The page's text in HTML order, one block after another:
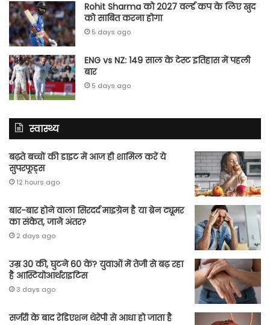
Rohit Sharma को 2027 वर्ल्‍ड कप के लिए खुद
को साबित करना होगा
5 days ago
ENG vs NZ: 149 साल के टेस्‍ट इतिहास में पहली
बार
5 days ago
स्वास्थ्य
बढ़ते बच्चों की डाइट में आज ही शामिल करें ये
सुपरफूड्स
12 hours ago
बार-बार होने वाला सिरदर्द माइग्रेन है या ब्रेन ट्यूमर
का संकेत, जाने अंतर?
2 days ago
उम्र 30 की, घुटने 60 के? युवाओं में तेजी से बढ़ रहा
है आस्टियोआर्थराइटिस
3 days ago
सर्जरी के बाद रेडिएशन थेरेपी से आधा हो जाता है